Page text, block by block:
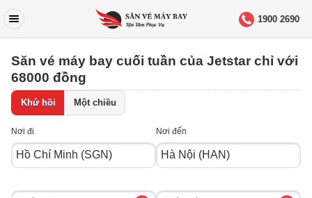
1900 2690
Săn vé máy bay cuối tuần của Jetstar chỉ với
68000 đồng
Khứ hồi Một chiều
Nơi đi Nơi đến
Ngày
Ngày